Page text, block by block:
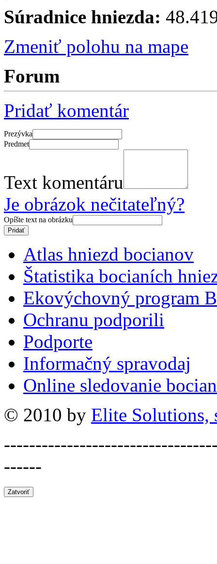
Súradnice hniezda:
Zmeniť polohu na mape
Forum
Pridať komentár
Prezývka
Predmet
Text komentáru
Je obrázok nečitateľný?
Opíšte text na obrázku
Atlas hniezd bocianov
Štatistika bocianích
Ekovýchovný program
Ochranu podporili
Podporte
Informačný spravodaj
Online sledovanie
© 2010 by Elite Solutions,
------